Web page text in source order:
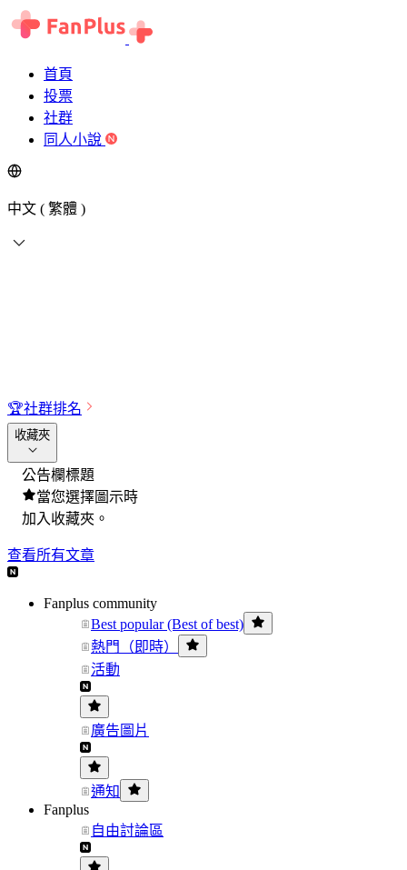
首頁
投票
社群
同人小說
中文 ( 繁體 )
🏆社群排名
收藏夾
公告欄標題
當您選擇圖示時
加入收藏夾。
查看所有文章
Fanplus community
Best popular (Best of best)
熱門（即時）
活動
廣告圖片
通知
Fanplus
自由討論區